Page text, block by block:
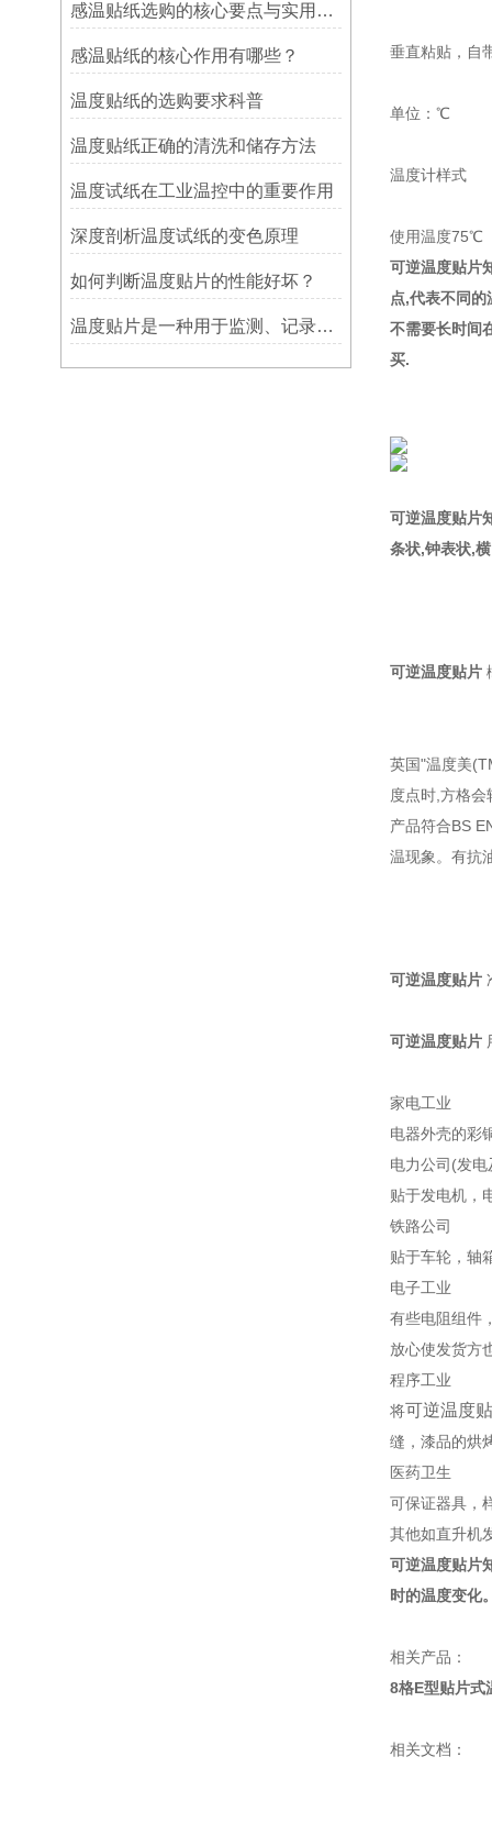
感温贴纸选购的核心要点与实用建议
感温贴纸的核心作用有哪些？
温度贴纸的选购要求科普
温度贴纸正确的清洗和储存方法
温度试纸在工业温控中的重要作用
深度剖析温度试纸的变色原理
如何判断温度贴片的性能好坏？
温度贴片是一种用于监测、记录或指示温度变化的工具
垂直粘贴，自
单位：℃
温度计样式
使用温度75℃
可逆温度贴片
点,代表不同
不需要长时间
买.
可逆温度贴片
条状,钟表状,
可逆温度贴片
英国"温度美
度点时,方格
产品符合BS
温现象。有抗
可逆温度贴片
可逆温度贴片
家电工业
电器外壳的彩
电力公司(发电
贴于发电机，
铁路公司
贴于车轮，轴
电子工业
有些电阻组件
放心使发货方
程序工业
将可逆温度
缝，漆品的烘
医药卫生
可保证器具，
其他如直升机
可逆温度贴片
时的温度变化
相关产品：
8格E型贴片式
相关文档：